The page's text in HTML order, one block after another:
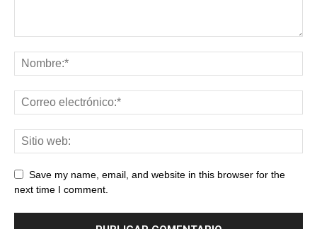
Save my name, email, and website in this browser for the
next time I comment.